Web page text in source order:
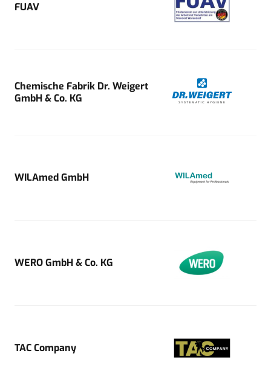
FUAV
Chemische Fabrik Dr. Weigert
GmbH & Co. KG
WILAmed GmbH
WERO GmbH & Co. KG
TAC Company